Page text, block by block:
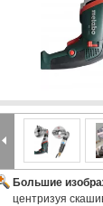
Большие
центризуя